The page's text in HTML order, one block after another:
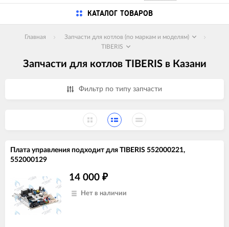
КАТАЛОГ ТОВАРОВ
Главная
Запчасти для котлов (по маркам и моделям)
TIBERIS
Запчасти для котлов TIBERIS в Казани
Фильтр по типу запчасти
Плата управления подходит для TIBERIS 552000221,
552000129
14 000 ₽
Нет в наличии